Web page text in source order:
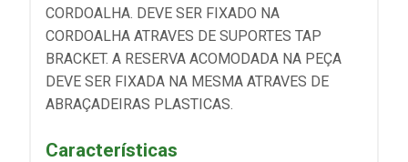
CORDOALHA. DEVE SER FIXADO NA
CORDOALHA ATRAVES DE SUPORTES TAP
BRACKET. A RESERVA ACOMODADA NA PEÇA
DEVE SER FIXADA NA MESMA ATRAVES DE
ABRAÇADEIRAS PLASTICAS.
Características